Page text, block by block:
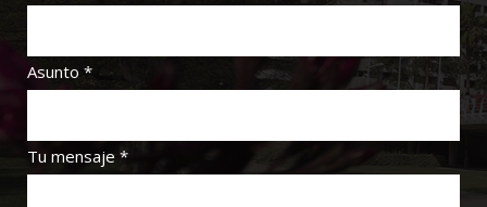
Asunto *
Tu mensaje *